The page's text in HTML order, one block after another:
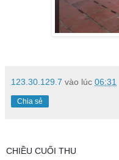
123.30.129.7 vào lúc 06:31
Chia sẻ
CHIỀU CUỐI THU